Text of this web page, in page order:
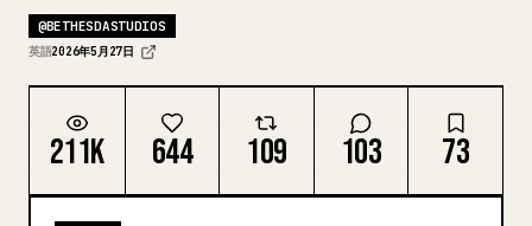
スキル
プロンプト
料金
@BETHESDASTUDIOS
英語2026年5月27日
211K 644 109 103 73